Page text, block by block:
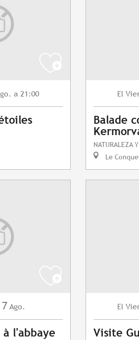
a 21:00 El
Balade
NATURALEZA
Le
7 Ago.
à l'abbaye
El
Visite